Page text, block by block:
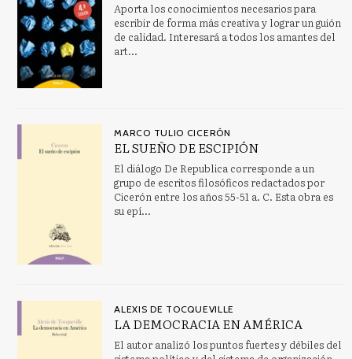
AVENTURA
Bienestar social y servicios sociales
Bioética
Ver todas... (120)
CATÁLOGOS PDF
Dosier Premio Adonáis 2023
Finalistas Premio Adonáis 2023
Aporta los conocimientos necesarios para
escribir de forma más creativa y lograr un guión
de calidad. Interesará a todos los amantes del
art...
MARCO TULIO CICERÓN
EL SUEÑO DE ESCIPIÓN
El diálogo De Republica corresponde a un
grupo de escritos filosóficos redactados por
Cicerón entre los años 55-51 a. C. Esta obra es
su epí...
ALEXIS DE TOCQUEVILLE
LA DEMOCRACIA EN AMÉRICA
El autor analizó los puntos fuertes y débiles del